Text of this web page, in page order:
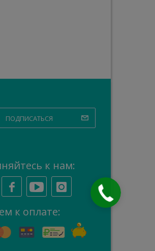
ПОДПИСАТЬСЯ
к нам:
к оплате:
Закажите
звонок